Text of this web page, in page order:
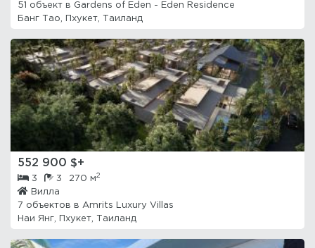
51 объект в Gardens of Eden - Eden Residence
Банг Тао, Пхукет, Таиланд
552 900 $+
3 3 270 м2
Вилла
7 объектов в Amrits Luxury Villas
Наи Янг, Пхукет, Таиланд